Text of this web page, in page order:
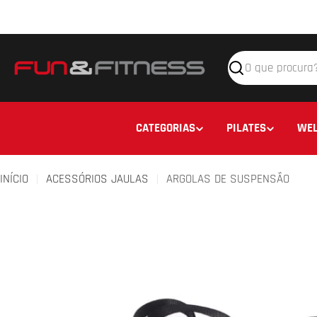
conteúdo
Pesquisar
CATEGORIAS PILATES
INÍCIO ACESSÓRIOS JAULAS ARGOLAS DE SUSPENSÃO